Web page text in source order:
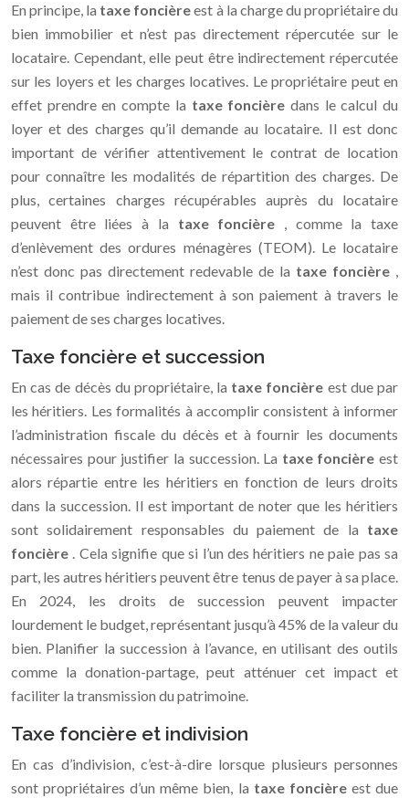
En principe, la taxe foncièreest à la charge du propriétaire du
bien immobilier et n’est pas directement répercutée sur le
locataire. Cependant, elle peut être indirectement répercutée
sur les loyers et les charges locatives. Le propriétaire peut en
effet prendre en compte la taxe foncière dans le calcul du
loyer et des charges qu’il demande au locataire. Il est donc
important de vérifier attentivement le contrat de location
pour connaître les modalités de répartition des charges. De
plus, certaines charges récupérables auprès du locataire
peuvent être liées à la taxe foncière , comme la taxe
d’enlèvement des ordures ménagères (TEOM). Le locataire
n’est donc pas directement redevable de la taxe foncière ,
mais il contribue indirectement à son paiement à travers le
paiement de ses charges locatives.
Taxe foncière et succession
En cas de décès du propriétaire, la taxe foncière est due par
les héritiers. Les formalités à accomplir consistent à informer
l’administration fiscale du décès et à fournir les documents
nécessaires pour justifier la succession. La taxe foncière est
alors répartie entre les héritiers en fonction de leurs droits
dans la succession. Il est important de noter que les héritiers
sont solidairement responsables du paiement de la taxe
foncière . Cela signifie que si l’un des héritiers ne paie pas sa
part, les autres héritiers peuvent être tenus de payer à sa place.
En 2024, les droits de succession peuvent impacter
lourdement le budget, représentant jusqu’à 45% de la valeur du
bien. Planifier la succession à l’avance, en utilisant des outils
comme la donation-partage, peut atténuer cet impact et
faciliter la transmission du patrimoine.
Taxe foncière et indivision
En cas d’indivision, c’est-à-dire lorsque plusieurs personnes
sont propriétaires d’un même bien, la taxe foncière est due